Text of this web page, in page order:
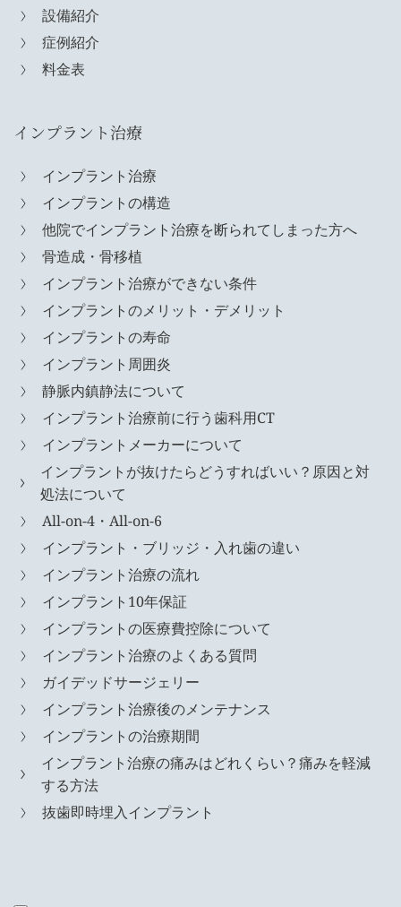
設備紹介
症例紹介
料金表
インプラント治療
インプラント治療
インプラントの構造
他院でインプラント治療を断られてしまった方へ
骨造成・骨移植
インプラント治療ができない条件
インプラントのメリット・デメリット
インプラントの寿命
インプラント周囲炎
静脈内鎮静法について
インプラント治療前に行う歯科用CT
インプラントメーカーについて
インプラントが抜けたらどうすればいい？原因と対
処法について
All-on-4・All-on-6
インプラント・ブリッジ・入れ歯の違い
インプラント治療の流れ
インプラント10年保証
インプラントの医療費控除について
インプラント治療のよくある質問
ガイデッドサージェリー
インプラント治療後のメンテナンス
インプラントの治療期間
インプラント治療の痛みはどれくらい？痛みを軽減
する方法
抜歯即時埋入インプラント